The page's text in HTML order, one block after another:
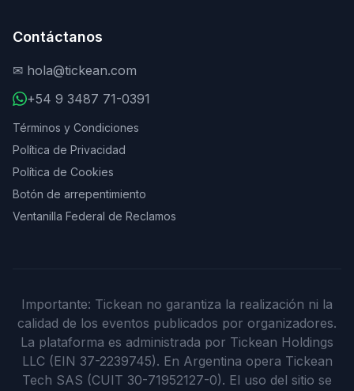
Contáctanos
✉ hola@tickean.com
+54 9 3487 71-0391
Términos y Condiciones
Política de Privacidad
Política de Cookies
Botón de arrepentimiento
Ventanilla Federal de Reclamos
Importante: Tickean no garantiza la realización ni la
calidad de los eventos publicados por organizadores.
La plataforma es administrada por Tickean Holdings
LLC (EIN 37-2239745). En Argentina opera Tickean
Tech SAS (CUIT 30-71952127-0). El uso del sitio se